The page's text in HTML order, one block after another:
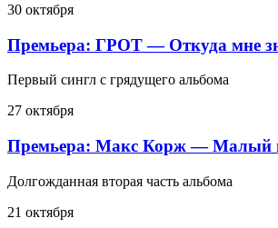
30 октября
Премьера: ГРОТ — Откуда мне
Первый сингл с грядущего альбома
27 октября
Премьера: Макс Корж — Малый
Долгожданная вторая часть альбома
21 октября